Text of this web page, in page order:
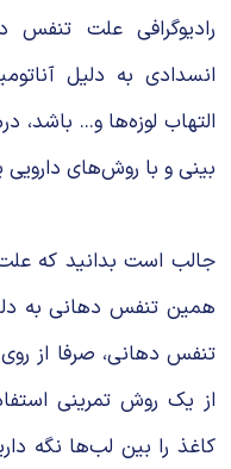
رادیوگرافی علت
انسدادی به دلیل
التهاب لوزه‌ها و...
بینی و با روش‌های
جالب است بدانید که
همین تنفس دهانی به
تنفس دهانی، صرفا از
از یک روش تمرینی
کاغذ را بین لب‌ها نگه